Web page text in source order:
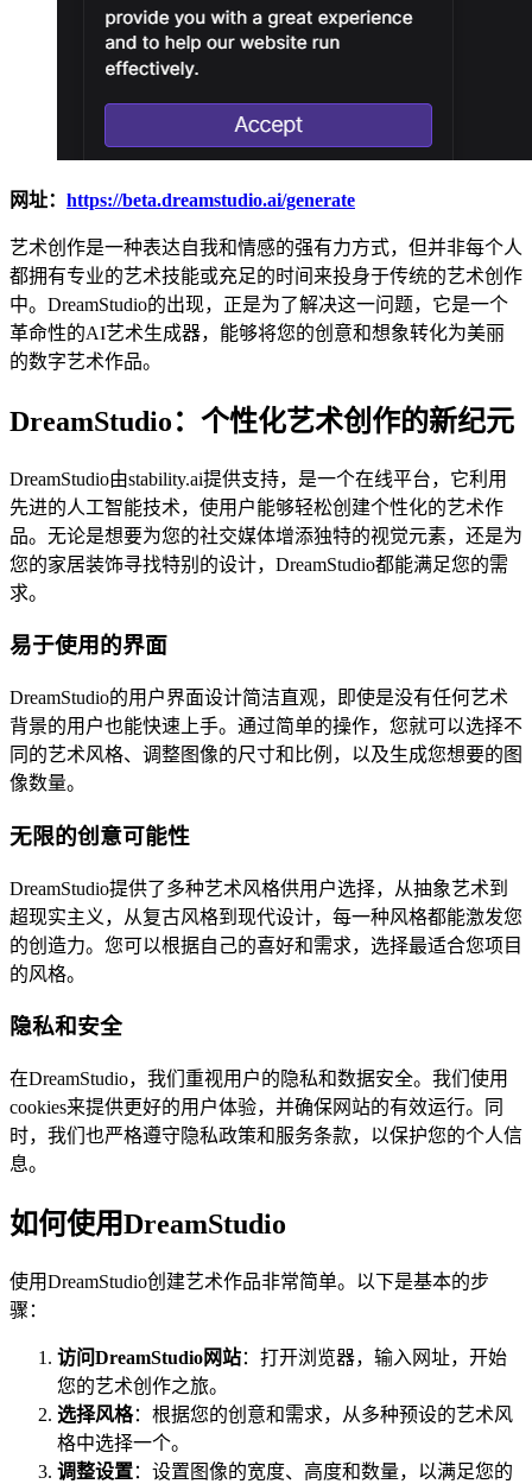
网址： https://beta.dreamstudio.ai/generate
艺术创作是一种表达自我和情感的强有力方式，但并非每个人
都拥有专业的艺术技能或充足的时间来投身于传统的艺术创作
中。DreamStudio的出现，正是为了解决这一问题，它是一个
革命性的AI艺术生成器，能够将您的创意和想象转化为美丽
的数字艺术作品。
DreamStudio：个性化艺术创作的新纪元
DreamStudio由stability.ai提供支持，是一个在线平台，它利用
先进的人工智能技术，使用户能够轻松创建个性化的艺术作
品。无论是想要为您的社交媒体增添独特的视觉元素，还是为
您的家居装饰寻找特别的设计，DreamStudio都能满足您的需
求。
易于使用的界面
DreamStudio的用户界面设计简洁直观，即使是没有任何艺术
背景的用户也能快速上手。通过简单的操作，您就可以选择不
同的艺术风格、调整图像的尺寸和比例，以及生成您想要的图
像数量。
无限的创意可能性
DreamStudio提供了多种艺术风格供用户选择，从抽象艺术到
超现实主义，从复古风格到现代设计，每一种风格都能激发您
的创造力。您可以根据自己的喜好和需求，选择最适合您项目
的风格。
隐私和安全
在DreamStudio，我们重视用户的隐私和数据安全。我们使用
cookies来提供更好的用户体验，并确保网站的有效运行。同
时，我们也严格遵守隐私政策和服务条款，以保护您的个人信
息。
如何使用DreamStudio
使用DreamStudio创建艺术作品非常简单。以下是基本的步
骤：
访问DreamStudio网站：打开浏览器，输入网址，开始
您的艺术创作之旅。
选择风格：根据您的创意和需求，从多种预设的艺术风
格中选择一个。
调整设置：设置图像的宽度、高度和数量，以满足您的